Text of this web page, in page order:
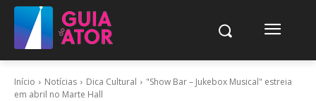
Início Notícias Dica Cultural
"Show Bar – Jukebox Musical" estreia
em abril no Marte Hall